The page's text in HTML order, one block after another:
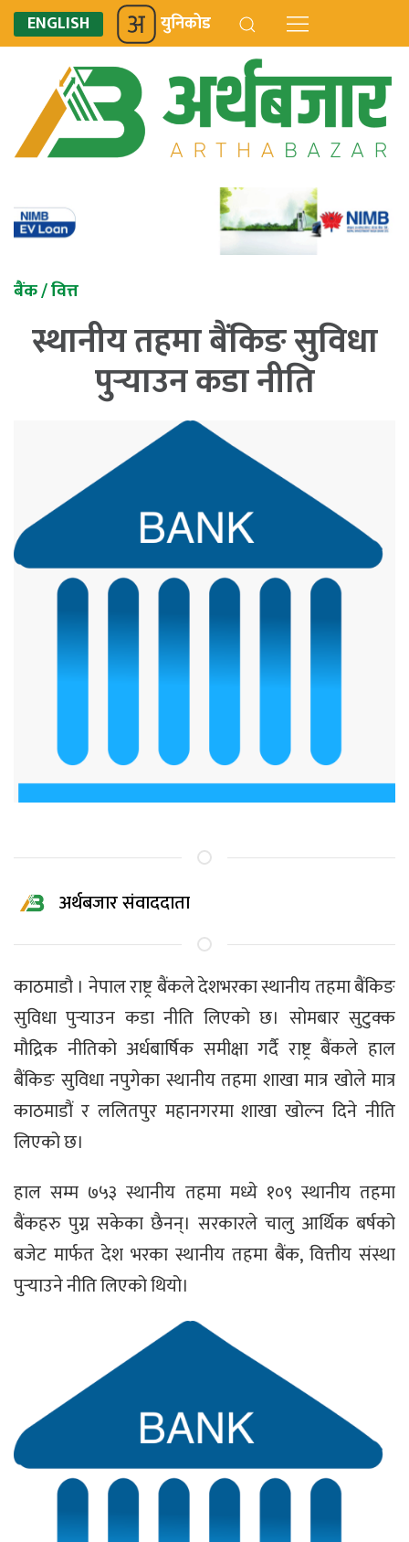
ENGLISH युनिकोड
बैंक / वित्त
स्थानीय तहमा बैंकिङ सुविधा
पुर्‍याउन कडा नीति
अर्थबजार संवाददाता
काठमाडाै । नेपाल राष्ट्र बैंकले देशभरका स्थानीय तहमा बैंकिङ
सुविधा पुर्‍याउन कडा नीति लिएको छ। सोमबार सुटुक्क
मौद्रिक नीतिको अर्धबार्षिक समीक्षा गर्दै राष्ट्र बैंकले हाल
बैंकिङ सुविधा नपुगेका स्थानीय तहमा शाखा मात्र खोले मात्र
काठमाडौं र ललितपुर महानगरमा शाखा खोल्न दिने नीति
लिएको छ।
हाल सम्म ७५३ स्थानीय तहमा मध्ये १०९ स्थानीय तहमा
बैंकहरु पुग्न सकेका छैनन्। सरकारले चालु आर्थिक बर्षको
बजेट मार्फत देश भरका स्थानीय तहमा बैंक, वित्तीय संस्था
पुर्‍याउने नीति लिएको थियो।